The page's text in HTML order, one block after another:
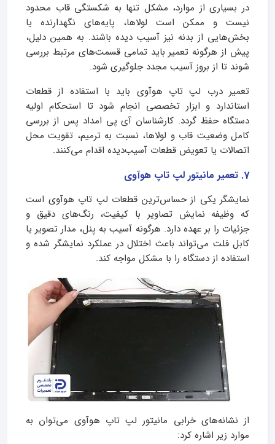
در بسیاری از موارد، مشکل تنها به شکستگی قاب محدود
نیست و ممکن است لولاها، پایه‌های نگهدارنده یا
بخش‌هایی از بدنه نیز آسیب دیده باشند. به همین دلیل،
پیش از هرگونه تعمیر باید تمامی قسمت‌های مرتبط بررسی
شوند تا از بروز آسیب مجدد جلوگیری شود.
تعمیر درب لپ تاپ هوآوی باید با استفاده از قطعات
استاندارد و ابزار تخصصی انجام شود تا استحکام اولیه
دستگاه حفظ گردد. کارشناسان آی پی امداد پس از بررسی
کامل وضعیت قاب و لولاها، نسبت به ترمیم، تقویت محل
اتصالات یا تعویض قطعات آسیب‌دیده اقدام می‌کنند.
7. تعمیر مانیتور لپ تاپ هوآوی
نمایشگر یکی از حساس‌ترین قطعات لپ تاپ هوآوی است
که وظیفه نمایش تصاویر با کیفیت، رنگ‌های دقیق و
جزئیات را بر عهده دارد. هرگونه آسیب به پنل، مدار تصویر یا
کابل فلت می‌تواند باعث اختلال در عملکرد نمایشگر شده و
استفاده از دستگاه را با مشکل مواجه کند.
از نشانه‌های خرابی مانیتور لپ تاپ هوآوی می‌توان به
موارد زیر اشاره کرد: